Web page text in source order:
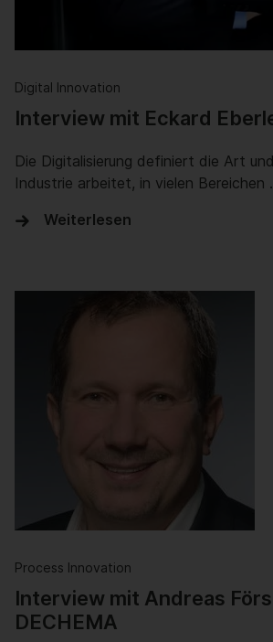
Digital Innovation
Interview mit Eckard
Die Digitalisierung definiert die Art
Industrie arbeitet, in vielen Bereichen
Weiterlesen
Process Innovation
Interview mit Andreas
DECHEMA